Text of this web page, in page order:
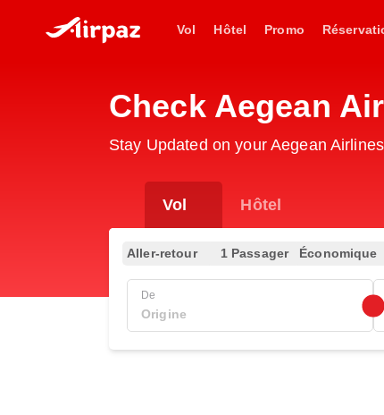
Vol Hôtel Promo
Check Aegean
Stay Updated on your Aegean
Vol Hôtel
Aller-retour 1 Passager Économique
De